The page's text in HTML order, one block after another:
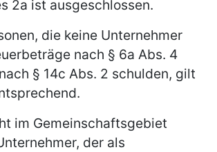
2a ist ausgeschlossen.
die keine Unternehmer
nach § 6a Abs. 4
§ 14c Abs. 2 schulden, gilt
im Gemeinschaftsgebiet
der als